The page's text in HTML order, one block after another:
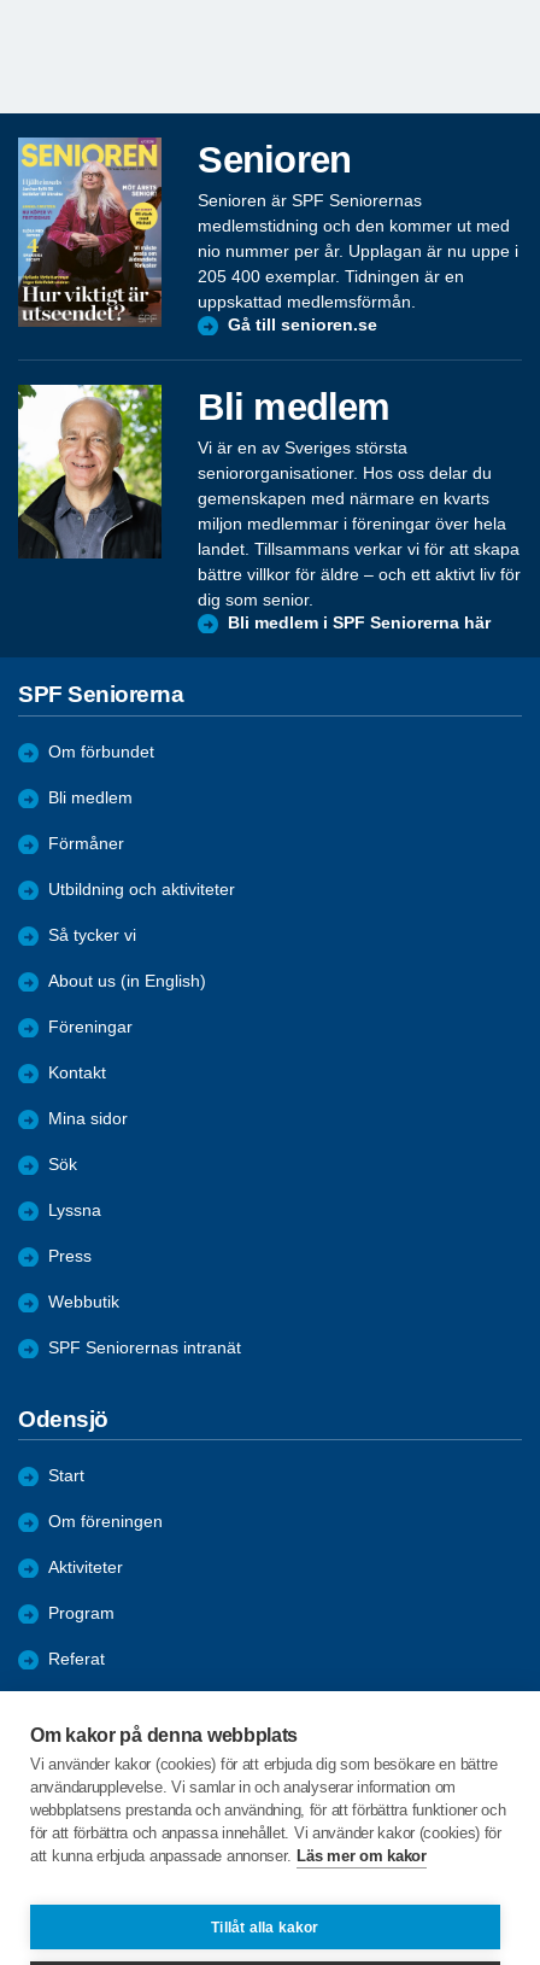
Om kakor på denna webbplats
Vi använder kakor (cookies) för att erbjuda dig som besökare en bättre
användarupplevelse. Vi samlar in och analyserar information om
webbplatsens prestanda och användning, för att förbättra funktioner och
för att förbättra och anpassa innehållet. Vi använder kakor (cookies) för
att kunna erbjuda anpassade annonser. Läs mer om kakor
Tillåt alla kakor
Senioren
Senioren är SPF Seniorernas
medlemstidning och den kommer ut med
nio nummer per år. Upplagan är nu uppe i
205 400 exemplar. Tidningen är en
uppskattad medlemsförmån.
Gå till senioren.se
Bli medlem
Vi är en av Sveriges största
seniororganisationer. Hos oss delar du
gemenskapen med närmare en kvarts
miljon medlemmar i föreningar över hela
landet. Tillsammans verkar vi för att skapa
bättre villkor för äldre – och ett aktivt liv för
dig som senior.
Bli medlem i SPF Seniorerna här
SPF Seniorerna
Om förbundet
Bli medlem
Förmåner
Utbildning och aktiviteter
Så tycker vi
About us (in English)
Föreningar
Kontakt
Mina sidor
Sök
Lyssna
Press
Webbutik
SPF Seniorernas intranät
Odensjö
Start
Om föreningen
Aktiviteter
Program
Referat
Bli medlem
Förmåner
C/o:Sive Björk